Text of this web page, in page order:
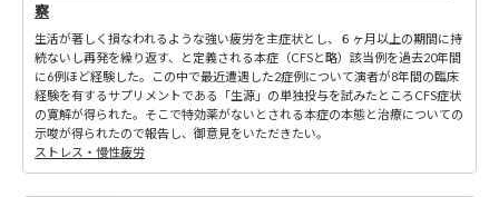
察
生活が著しく損なわれるような強い疲労を主症状とし、６ヶ月以上の期間に持
続ないし再発を繰り返す、と定義される本症（CFSと略）該当例を過去20年間
に6例ほど経験した。この中で最近遭遇した2症例について演者が8年間の臨床
経験を有するサプリメントである「生源」の単独投与を試みたところCFS症状
の寛解が得られた。そこで特効薬がないとされる本症の本態と治療についての
示唆が得られたので報告し、御意見をいただきたい。
ストレス・慢性疲労